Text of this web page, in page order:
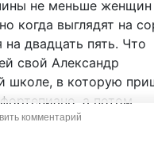
не меньше женщин
когда выглядят на
двадцать пять. Что
свой Александр
школе, в которую
а потом,
училище,
комментарий